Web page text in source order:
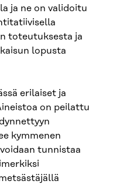
ja ne on validoitu
toteutuksesta ja
lopusta
erilaiset ja
on peilattu
kymmenen
tunnistaa